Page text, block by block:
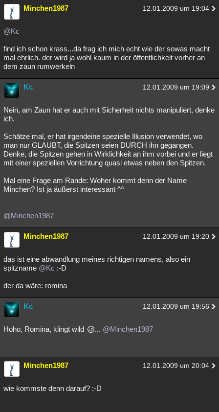
Minchen1987 12.01.2009 um 19:04
@Kc
find ich schon krass...da frag ich mich echt wie der sowas macht
mal ehrlich. der wird ja wohl kaum in der öffentlichkeit vorher an
dem zaun rumwerkeln
Kc 12.01.2009 um 19:09
Nein, am Zaun hat er auch mit Sicherheit nichts manipuliert, denke
ich.
Schätze mal, er hat irgendeine spezielle Illusion verwendet, wo
man nur GLAUBT, die Spitzen seien DURCH ihn gegangen.
Denke, die Spitzen gehen in Wirklichkeit an ihm vorbei und er liegt
mit einer speziellen Vorrichtung quasi etwas neben den Spitzen.
Mal eine Frage am Rande: Woher kommt denn der Name
Minchen? Ist ja äußerst interessant ^^
@Minchen1987
Minchen1987 12.01.2009 um 19:20
das ist eine abwandlung meines richtigen namens, also ein
spitzname @Kc :-D
der da wäre: romina
Kc 12.01.2009 um 19:56
Hoho, Romina, klingt wild ... @Minchen1987
Minchen1987 12.01.2009 um 20:04
wie kommste denn darauf? :-D